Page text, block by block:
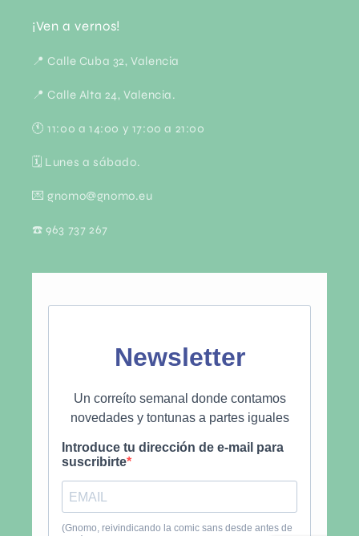
¡Ven a vernos!
📍 Calle Cuba 32, Valencia
📍 Calle Alta 24, Valencia.
🕚 11:00 a 14:00 y 17:00 a 21:00
🗓 Lunes a sábado.
💌 gnomo@gnomo.eu
☎️ 963 737 267